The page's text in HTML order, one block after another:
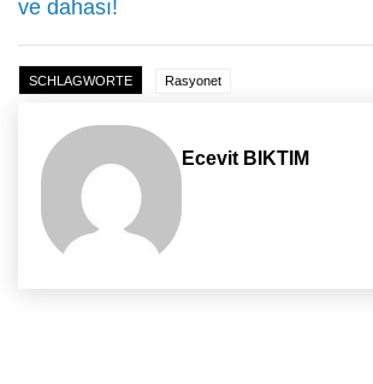
ve dahası!
SCHLAGWORTE Rasyonet
Ecevit BIKTIM